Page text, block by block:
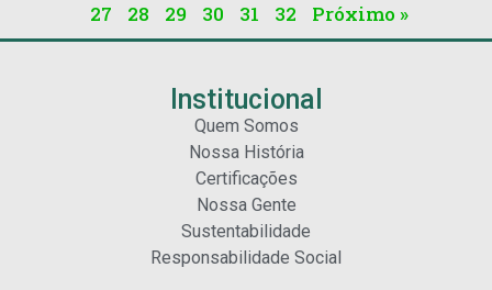
27
28 29 30 31 32 Próximo »
Institucional
Quem Somos
Nossa História
Certificações
Nossa Gente
Sustentabilidade
Responsabilidade Social